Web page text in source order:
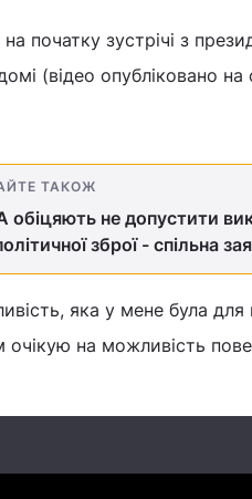
початку зустрічі з
(відео опубліковано на
ТАКОЖ
не допустити
зброї - спільна
яка у мене була для
очікую на можливість